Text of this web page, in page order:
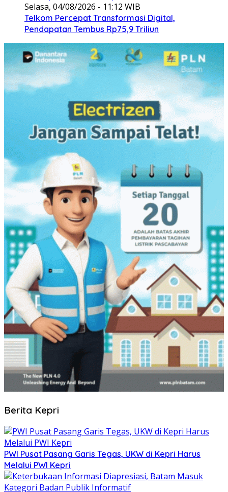
Selasa, 04/08/2026 - 11:12 WIB
Telkom Percepat Transformasi Digital,
Pendapatan Tembus Rp75,9 Triliun
Berita Kepri
PWI Pusat Pasang Garis Tegas, UKW di Kepri Harus
Melalui PWI Kepri